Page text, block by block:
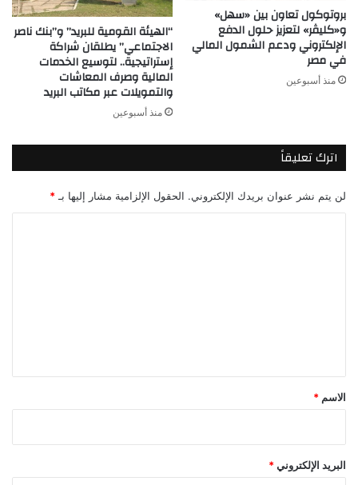
بروتوكول تعاون بين «سهل»
و«كليڤر» لتعزيز حلول الدفع
الإلكتروني ودعم الشمول المالي
في مصر
منذ أسبوعين
“الهيئة القومية للبريد” و”بنك ناصر
الاجتماعي” يطلقان شراكة
إستراتيجية.. لتوسيع الخدمات
المالية وصرف المعاشات
والتمويلات عبر مكاتب البريد
منذ أسبوعين
اترك تعليقاً
لن يتم نشر عنوان بريدك الإلكتروني. الحقول الإلزامية مشار إليها بـ *
*
الاسم *
البريد الإلكتروني *